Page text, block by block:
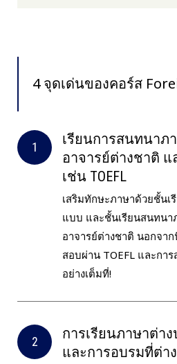
4 จุดเด่นของคอร์ส
เรียนการสนทนาภ
อาจารย์ต่างชาติ
เช่น TOEFL
เสริมทักษะภาษาด้วยชั้นเ
แบบ และชั้นเรียนสนทนา
อาจารย์ต่างชาติ นอกจา
สอบผ่าน TOEFL และกา
อย่างเต็มที่!
การเรียนภาษาต่า
และการอบรมที่ต่า